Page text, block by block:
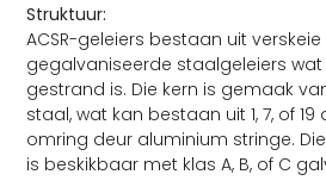
Struktuur:
ACSR-geleiers bestaan ​​uit
gegalvaniseerde staalgeleiers
gestrand is. Die kern is gemaak
staal, wat kan bestaan ​​uit 1, 7, of
omring deur aluminium stringe.
is beskikbaar met klas A, B, of C